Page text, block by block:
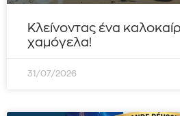
Κλείνοντας ένα
χαμόγελα!
31/07/2026